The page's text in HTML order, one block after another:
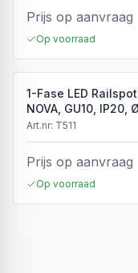
Prijs op aanvraag
Op voorraad
1-Fase LED Railspot
NOVA, GU10, IP20,
x 85 mm, Wit
Art.nr: T511
Prijs op aanvraag
Op voorraad